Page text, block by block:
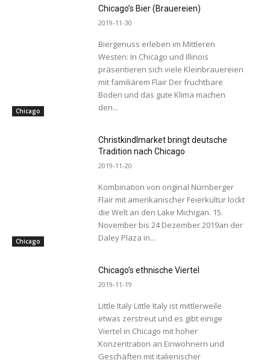
Chicago
Chicago’s Bier (Brauereien)
2019-11-30
Biergenuss erleben im Mittleren
Westen: In Chicago und Illinois
präsentieren sich viele Kleinbrauereien
mit familiärem Flair Der fruchtbare
Boden und das gute Klima machen
den...
Chicago
Christkindlmarket bringt deutsche
Tradition nach Chicago
2019-11-20
Kombination von original Nürnberger
Flair mit amerikanischer Feierkultur lockt
die Welt an den Lake Michigan. 15.
November bis 24 Dezember 2019an der
Daley Plaza in...
Chicago’s ethnische Viertel
2019-11-19
Little Italy Little Italy ist mittlerweile
etwas zerstreut und es gibt einige
Viertel in Chicago mit hoher
Konzentration an Einwohnern und
Geschäften mit italienischer